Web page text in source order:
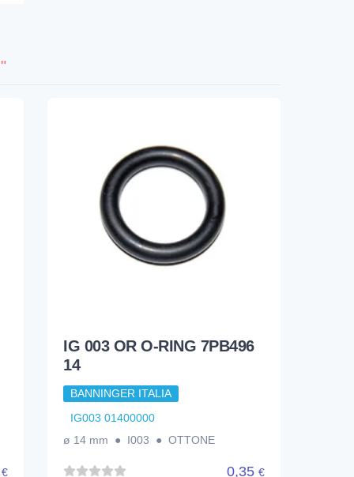
€
IG 003 OR O-RING 7PB496
14
BANNINGER ITALIA
IG003 01400000
ø 14 mm ● I003 ● OTTONE
0,35 €